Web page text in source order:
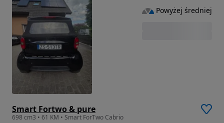
Smart Fortwo & pure
698 cm3 • 61 KM • Smart ForTwo Cabrio
Powyżej średniej